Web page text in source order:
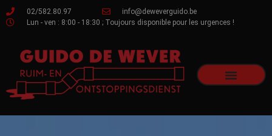
02/582.80.97
info@deweverguido.be
Lun - ven : 8:00 - 18:30 ; Toujours disponible pour les urgences !